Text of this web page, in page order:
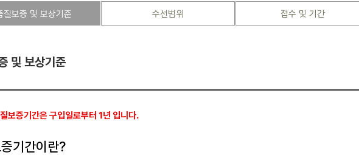
질보증 및 보상기준 수선범위 접수 및 기간
및 보상기준
보증기간은 구입일로부터 1년 입니다.
기간이란?